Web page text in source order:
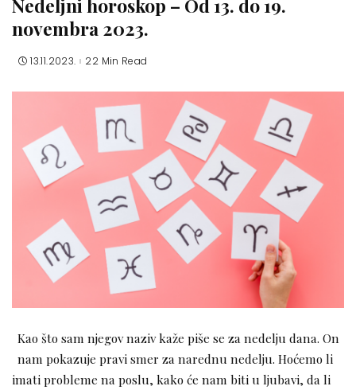
Nedeljni horoskop – Od 13. do 19.
novembra 2023.
13.11.2023. 22 Min Read
Kao što sam njegov naziv kaže piše se za nedelju dana. On
nam pokazuje pravi smer za narednu nedelju. Hoćemo li
imati probleme na poslu, kako će nam biti u ljubavi, da li